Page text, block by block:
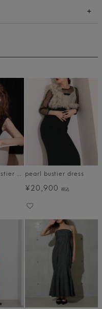
shizuku bijou bustier dress pearl bustier dress
¥20,900 税込